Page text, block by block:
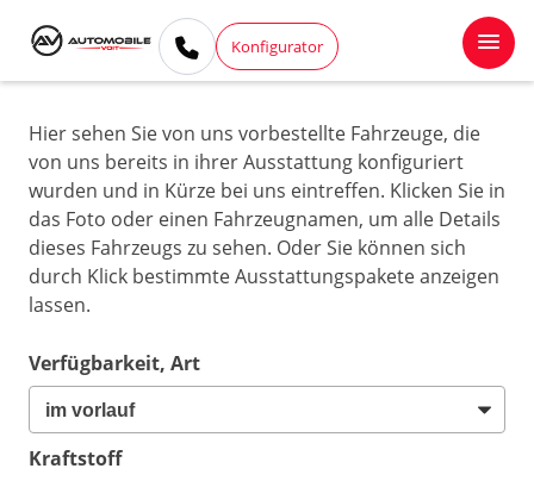
Konfigurator
Hier sehen Sie von uns vorbestellte Fahrzeuge, die
von uns bereits in ihrer Ausstattung konfiguriert
wurden und in Kürze bei uns eintreffen. Klicken Sie in
das Foto oder einen Fahrzeugnamen, um alle Details
dieses Fahrzeugs zu sehen. Oder Sie können sich
durch Klick bestimmte Ausstattungspakete anzeigen
lassen.
Verfügbarkeit, Art
Kraftstoff